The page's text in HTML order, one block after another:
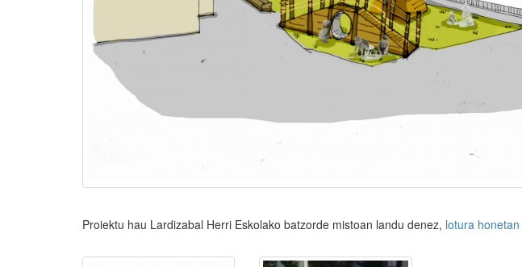
Proiektu hau Lardizabal Herri Eskolako batzorde mistoan landu denez, lotura honetan